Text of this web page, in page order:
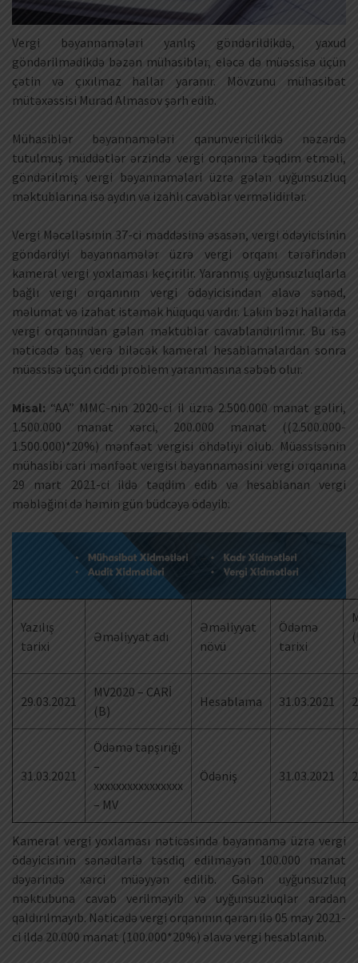
Vergi bəyannamələri yanlış göndərildikdə, yaxud
göndərilmədikdə bəzən mühasiblər, eləcə də müəssisə üçün
çətin və çıxılmaz hallar yaranır. Mövzunu mühasibat
mütəxəssisi Murad Almasov şərh edib.
Mühasiblər bəyannamələri qanunvericilikdə nəzərdə
tutulmuş müddətlər ərzində vergi orqanına təqdim etməli,
göndərilmiş vergi bəyannamələri üzrə gələn uyğunsuzluq
məktublarına isə aydın və izahlı cavablar verməlidirlər.
Vergi Məcəlləsinin 37-ci maddəsinə əsasən, vergi ödəyicisinin
göndərdiyi bəyannamələr üzrə vergi orqanı tərəfindən
kameral vergi yoxlaması keçirilir. Yaranmış uyğunsuzluqlarla
bağlı vergi orqanının vergi ödəyicisindən əlavə sənəd,
məlumat və izahat istəmək hüququ vardır. Lakin bəzi hallarda
vergi orqanından gələn məktublar cavablandırılmır. Bu isə
nəticədə baş verə biləcək kameral hesablamalardan sonra
müəssisə üçün ciddi problem yaranmasına səbəb olur.
Misal: “AA” MMC-nin 2020-ci il üzrə 2.500.000 manat gəliri,
1.500.000 manat xərci, 200.000 manat ((2.500.000-
1.500.000)*20%) mənfəət vergisi öhdəliyi olub. Müəssisənin
mühasibi cari mənfəət vergisi bəyannaməsini vergi orqanına
29 mart 2021-ci ildə təqdim edib və hesablanan vergi
məbləğini də həmin gün büdcəyə ödəyib:
Yazılış
tarixi
Əməliyyat adı
Əməliyyat
növü
Ödəmə
tarixi
29.03.2021
MV2020 – CARİ
(B)
Hesablama 31.03.2021
31.03.2021
Ödəmə tapşırığı
–
xxxxxxxxxxxxxxxx
– MV
Ödəniş 31.03.2021
Kameral vergi yoxlaması nəticəsində bəyannamə üzrə vergi
ödəyicisinin sənədlərlə təsdiq edilməyən 100.000 manat
dəyərində xərci müəyyən edilib. Gələn uyğunsuzluq
məktubuna cavab verilməyib və uyğunsuzluqlar aradan
qaldırılmayıb. Nəticədə vergi orqanının qərarı ilə 05 may 2021-
ci ildə 20.000 manat (100.000*20%) əlavə vergi hesablanıb.